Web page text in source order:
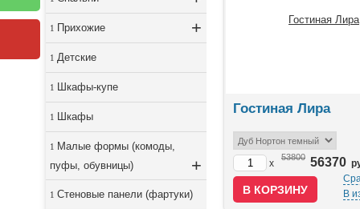
Прихожие +
Детские
Шкафы-купе
Шкафы
Малые формы (комоды,
пуфы, обувницы)
+
Стеновые панели (фартуки)
Гостиная Лира
x
53800 56370
В